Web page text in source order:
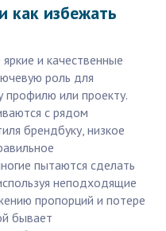
как избежать
и качественные
роль для
профилю или проекту.
с рядом
брендбуку, низкое
пытаются сделать
неподходящие
пропорций и потере
бывает